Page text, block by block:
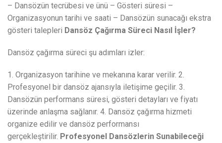
– Dansözün tecrübesi ve ünü – Gösteri süresi –
Organizasyonun tarihi ve saati – Dansözün sunacağı ekstra
gösteri talepleri Dansöz Çağırma Süreci Nasıl İşler?
Dansöz çağırma süreci şu adımları izler:
1. Organizasyon tarihine ve mekanına karar verilir. 2.
Profesyonel bir dansöz ajansıyla iletişime geçilir. 3.
Dansözün performans süresi, gösteri detayları ve fiyatı
üzerinde anlaşma sağlanır. 4. Dansöz çağırma hizmeti
organize edilir ve dansöz performansı
gerçekleştirilir. Profesyonel Dansözlerin Sunabileceği